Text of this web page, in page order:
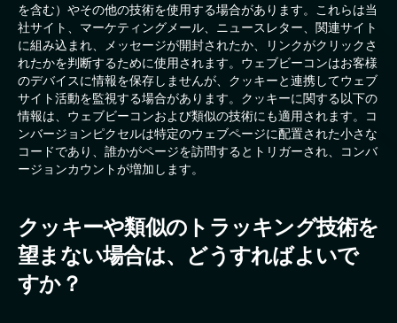
を含む）やその他の技術を使用する場合があります。これらは当
社サイト、マーケティングメール、ニュースレター、関連サイト
に組み込まれ、メッセージが開封されたか、リンクがクリックさ
れたかを判断するために使用されます。ウェブビーコンはお客様
のデバイスに情報を保存しませんが、クッキーと連携してウェブ
サイト活動を監視する場合があります。クッキーに関する以下の
情報は、ウェブビーコンおよび類似の技術にも適用されます。コ
ンバージョンピクセルは特定のウェブページに配置された小さな
コードであり、誰かがページを訪問するとトリガーされ、コンバ
ージョンカウントが増加します。
クッキーや類似のトラッキング技術を
望まない場合は、どうすればよいで
すか？